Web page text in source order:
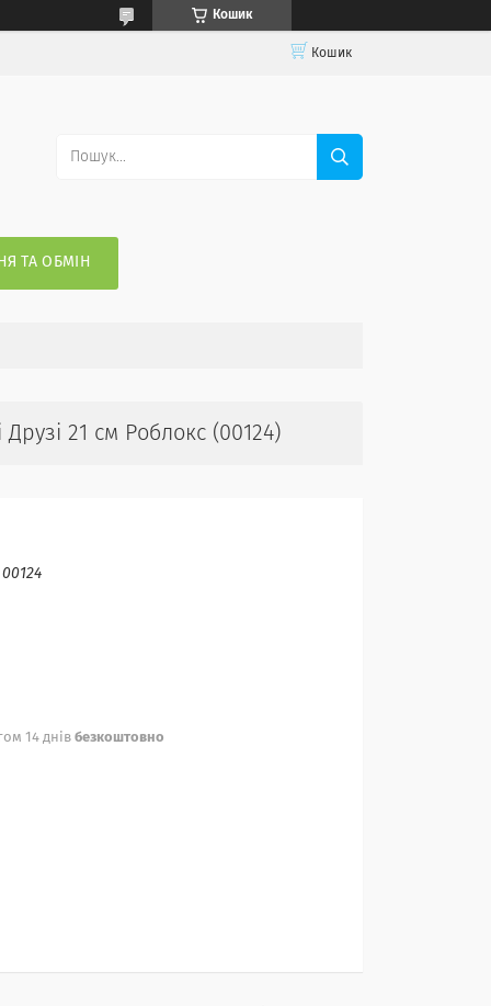
Кошик
Кошик
ТА ОБМІН
21 см Роблокс (00124)
00124
14 днів безкоштовно